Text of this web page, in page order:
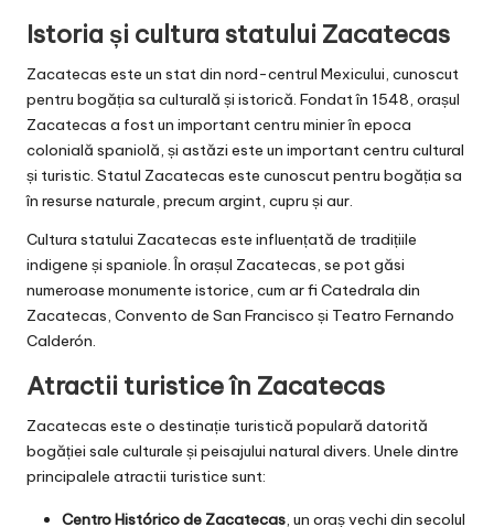
Istoria și cultura statului Zacatecas
Zacatecas este un stat din nord-centrul Mexicului, cunoscut
pentru bogăția sa culturală și istorică. Fondat în 1548, orașul
Zacatecas a fost un important centru minier în epoca
colonială spaniolă, și astăzi este un important centru cultural
și turistic. Statul Zacatecas este cunoscut pentru bogăția sa
în resurse naturale, precum argint, cupru și aur.
Cultura statului Zacatecas este influențată de tradițiile
indigene și spaniole. În orașul Zacatecas, se pot găsi
numeroase monumente istorice, cum ar fi Catedrala din
Zacatecas, Convento de San Francisco și Teatro Fernando
Calderón.
Atractii turistice în Zacatecas
Zacatecas este o destinație turistică populară datorită
bogăției sale culturale și peisajului natural divers. Unele dintre
principalele atractii turistice sunt:
Centro Histórico de Zacatecas, un oraș vechi din secolul